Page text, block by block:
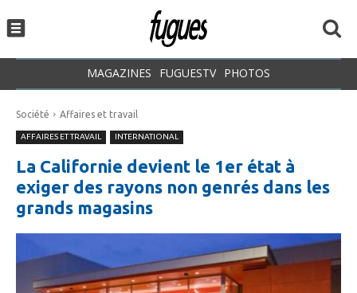
MAGAZINES FUGUESTV PHOTOS
Société Affaires et travail
AFFAIRES ET TRAVAIL INTERNATIONAL
La Californie devient le 1er état à
exiger des rayons non genrés dans les
grands magasins